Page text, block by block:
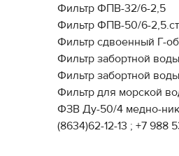
Фильтр ФПВ-32/6-2,5
Фильтр ФПВ-50/6-
Фильтр сдвоенный Г-
Фильтр забортной
Фильтр забортной
Фильтр для морской
ФЗВ Ду-50/4 медно-
(8634)62-12-13 ; +7 988